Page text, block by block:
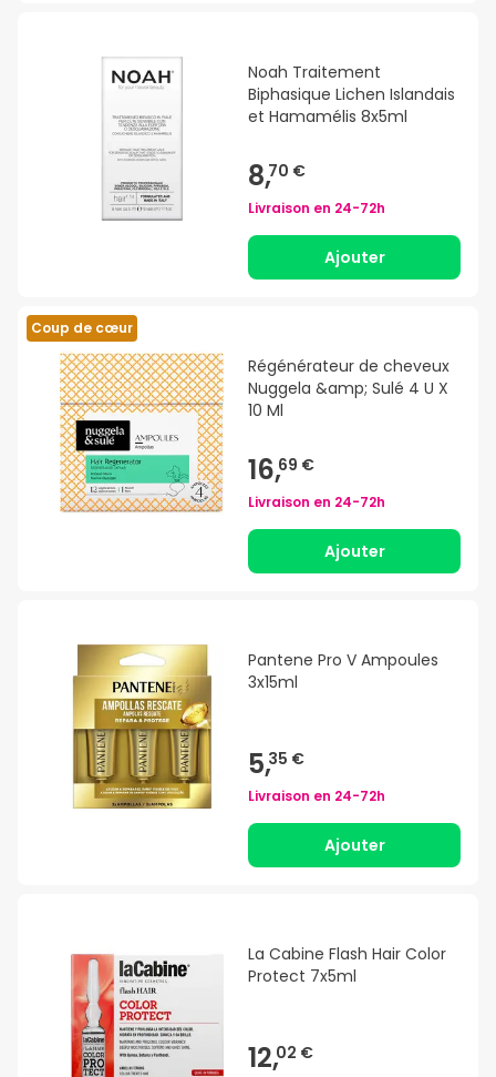
Noah Traitement
Biphasique Lichen Islandais
et Hamamélis 8x5ml
8,70 €
Livraison en 24-72h
Ajouter
Coup de cœur
Régénérateur de cheveux
Nuggela &amp; Sulé 4 U X
10 Ml
16,69 €
Livraison en 24-72h
Ajouter
Pantene Pro V Ampoules
3x15ml
5,35 €
Livraison en 24-72h
Ajouter
La Cabine Flash Hair Color
Protect 7x5ml
12,02 €